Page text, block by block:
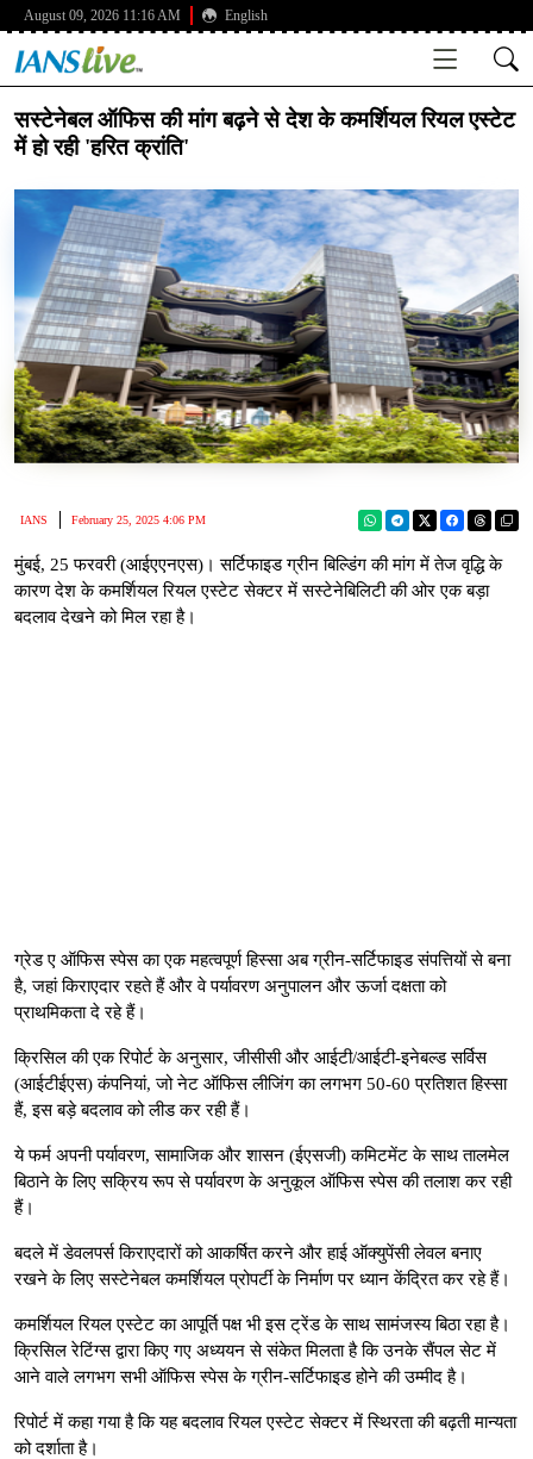
August 09, 2026 11:16 AM English
सस्टेनेबल ऑफिस की मांग बढ़ने से देश के कमर्शियल रियल एस्टेट
में हो रही 'हरित क्रांति'
IANS February 25, 2025 4:06 PM
मुंबई, 25 फरवरी (आईएएनएस)। सर्टिफाइड ग्रीन बिल्डिंग की मांग में तेज वृद्धि के
कारण देश के कमर्शियल रियल एस्टेट सेक्टर में सस्टेनेबिलिटी की ओर एक बड़ा
बदलाव देखने को मिल रहा है।
ग्रेड ए ऑफिस स्पेस का एक महत्वपूर्ण हिस्सा अब ग्रीन-सर्टिफाइड संपत्तियों से बना
है, जहां किराएदार रहते हैं और वे पर्यावरण अनुपालन और ऊर्जा दक्षता को
प्राथमिकता दे रहे हैं।
क्रिसिल की एक रिपोर्ट के अनुसार, जीसीसी और आईटी/आईटी-इनेबल्ड सर्विस
(आईटीईएस) कंपनियां, जो नेट ऑफिस लीजिंग का लगभग 50-60 प्रतिशत हिस्सा
हैं, इस बड़े बदलाव को लीड कर रही हैं।
ये फर्म अपनी पर्यावरण, सामाजिक और शासन (ईएसजी) कमिटमेंट के साथ तालमेल
बिठाने के लिए सक्रिय रूप से पर्यावरण के अनुकूल ऑफिस स्पेस की तलाश कर रही
हैं।
बदले में डेवलपर्स किराएदारों को आकर्षित करने और हाई ऑक्युपेंसी लेवल बनाए
रखने के लिए सस्टेनेबल कमर्शियल प्रोपर्टी के निर्माण पर ध्यान केंद्रित कर रहे हैं।
कमर्शियल रियल एस्टेट का आपूर्ति पक्ष भी इस ट्रेंड के साथ सामंजस्य बिठा रहा है।
क्रिसिल रेटिंग्स द्वारा किए गए अध्ययन से संकेत मिलता है कि उनके सैंपल सेट में
आने वाले लगभग सभी ऑफिस स्पेस के ग्रीन-सर्टिफाइड होने की उम्मीद है।
रिपोर्ट में कहा गया है कि यह बदलाव रियल एस्टेट सेक्टर में स्थिरता की बढ़ती मान्यता
को दर्शाता है।